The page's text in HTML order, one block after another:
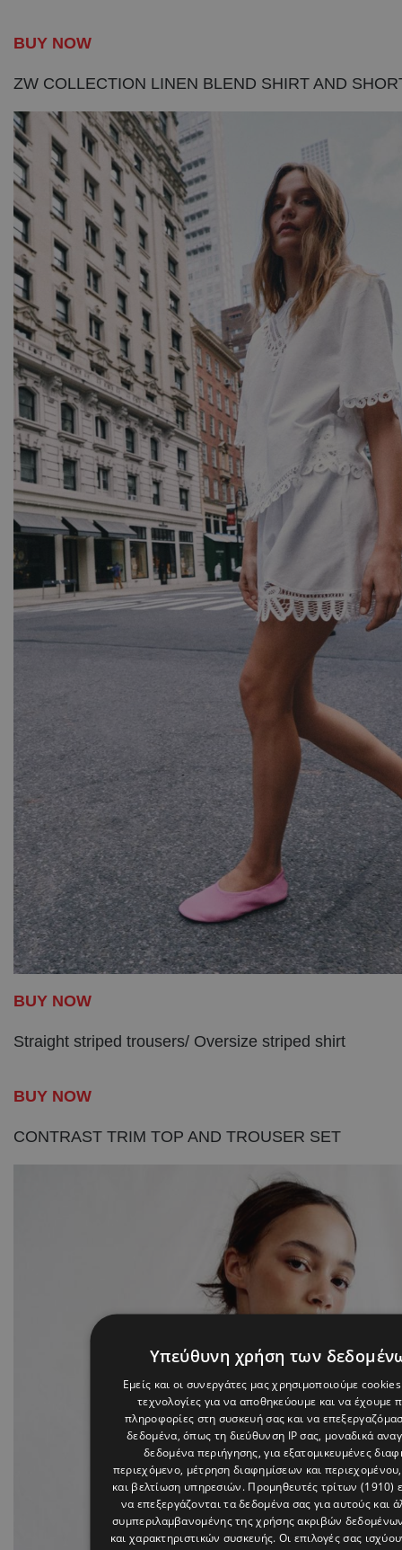
BUY NOW
ZW COLLECTION LINEN BLEND SHIRT AND
BUY NOW
Straight striped trousers/ Oversize striped shirt
BUY NOW
CONTRAST TRIM TOP AND TROUSER SET
Υπεύθυνη χρήση των
Εμείς και οι συνεργάτες μας χρησιμοποιούμε
τεχνολογίες για να αποθηκεύουμε και να έχουμε
πληροφορίες στη συσκευή σας και να
δεδομένα, όπως τη διεύθυνση IP σας, μοναδικά
δεδομένα περιήγησης, για εξατομικευμένες
περιεχόμενο, μέτρηση διαφημίσεων και
και βελτίωση υπηρεσιών. Προμηθευτές τρίτων (1910)
να επεξεργάζονται τα δεδομένα σας για αυτούς και
συμπεριλαμβανομένης της χρήσης ακριβών
και χαρακτηριστικών συσκευής. Οι επιλογές σας